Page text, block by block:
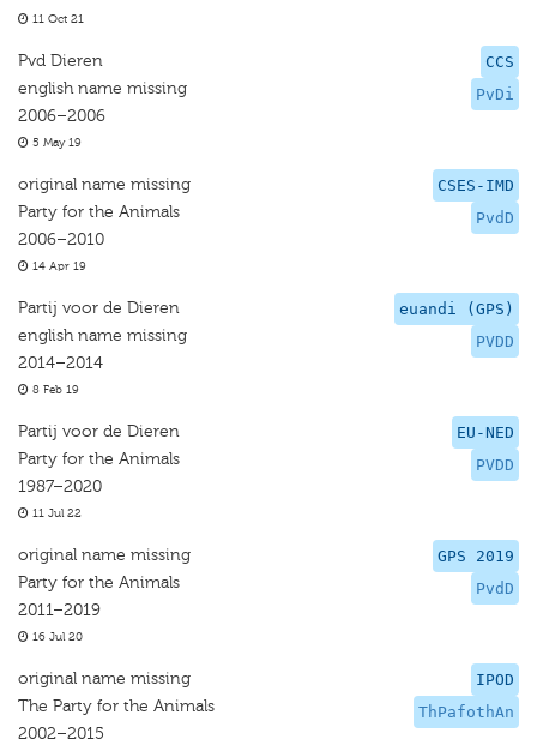
11 Oct 21
CCS
PvDi
Pvd Dieren
english name missing
2006–2006
5 May 19
CSES-IMD
PvdD
original name missing
Party for the Animals
2006–2010
14 Apr 19
euandi (GPS)
PVDD
Partij voor de Dieren
english name missing
2014–2014
8 Feb 19
EU-NED
PVDD
Partij voor de Dieren
Party for the Animals
1987–2020
11 Jul 22
GPS 2019
PvdD
original name missing
Party for the Animals
2011–2019
16 Jul 20
IPOD
ThPafothAn
original name missing
The Party for the Animals
2002–2015